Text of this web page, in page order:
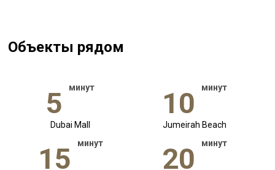
Объекты рядом
5 минут
Dubai Mall
10 минут
Jumeirah Beach
15 минут 20 минут